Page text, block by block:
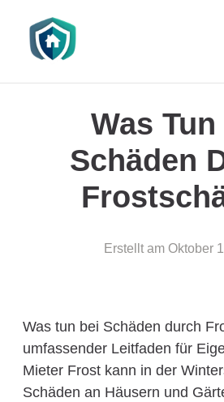
Was Tun
Schäden
Erstellt am Oktober
Was tun bei Schäden durch
umfassender Leitfaden für
Mieter Frost kann in der
Schäden an Häusern und